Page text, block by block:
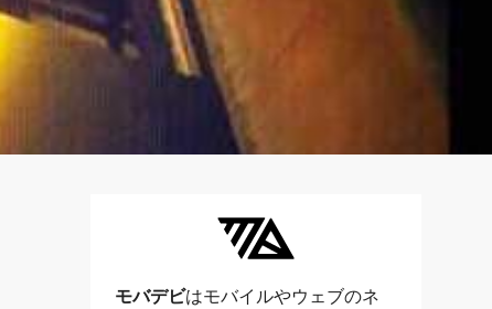
モバデビはモバイルやウェブのネ